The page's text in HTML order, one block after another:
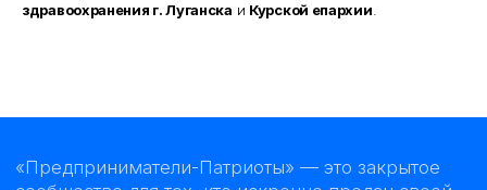
здравоохранения г. Луганска и Курской епархии